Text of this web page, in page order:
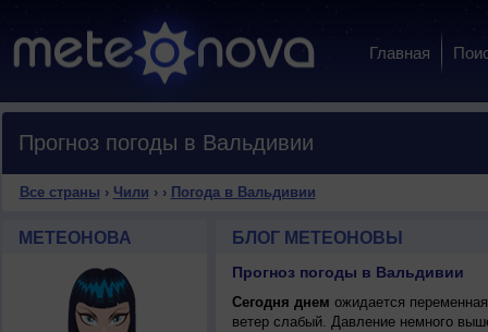
Главная
Прогноз погоды в Вальдивии
Все страны › Чили › › Погода в Вальдивии
МЕТЕОНОВА БЛОГ МЕТЕОНОВЫ
Прогноз погоды в Вальдивии
Сегодня днем ожидается
ветер слабый. Давление немного